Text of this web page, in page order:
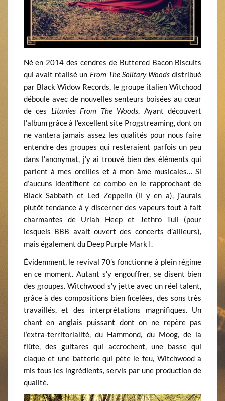
Né en 2014 des cendres de Buttered Bacon Biscuits
qui avait réalisé un From The Solitary Woods distribué
par Black Widow Records, le groupe italien Witchood
déboule avec de nouvelles senteurs boisées au cœur
de ces Litanies From The Woods. Ayant découvert
l’album grâce à l’excellent site Progstreaming, dont on
ne vantera jamais assez les qualités pour nous faire
entendre des groupes qui resteraient parfois un peu
dans l’anonymat, j’y ai trouvé bien des éléments qui
parlent à mes oreilles et à mon âme musicales… Si
d’aucuns identifient ce combo en le rapprochant de
Black Sabbath et Led Zeppelin (il y en a), j’aurais
plutôt tendance à y discerner des vapeurs tout à fait
charmantes de Uriah Heep et Jethro Tull (pour
lesquels BBB avait ouvert des concerts d’ailleurs),
mais également du Deep Purple Mark I.
Évidemment, le revival 70’s fonctionne à plein régime
en ce moment. Autant s’y engouffrer, se disent bien
des groupes. Witchwood s’y jette avec un réel talent,
grâce à des compositions bien ficelées, des sons très
travaillés, et des interprétations magnifiques. Un
chant en anglais puissant dont on ne repère pas
l’extra-territorialité, du Hammond, du Moog, de la
flûte, des guitares qui accrochent, une basse qui
claque et une batterie qui pète le feu, Witchwood a
mis tous les ingrédients, servis par une production de
qualité.